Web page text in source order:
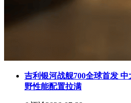
吉利银河战舰700全球首发
野性能配置拉满